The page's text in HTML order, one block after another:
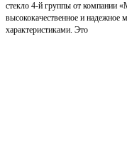
стекло 4-й группы от компании
высококачественное и надежное
характеристиками. Это